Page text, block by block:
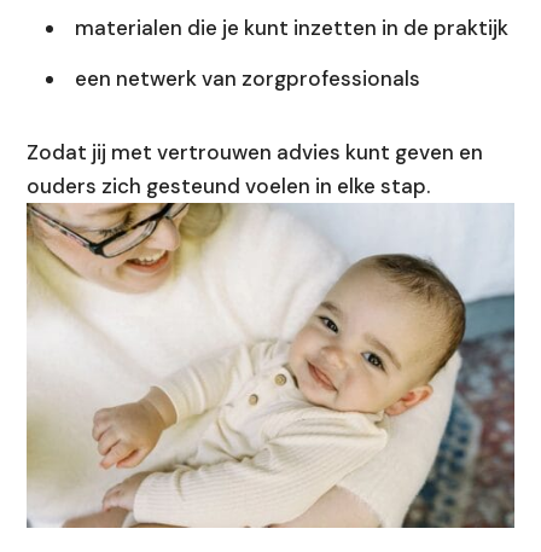
materialen die je kunt inzetten in de praktijk
een netwerk van zorgprofessionals
Zodat jij met vertrouwen advies kunt geven en
ouders zich gesteund voelen in elke stap.